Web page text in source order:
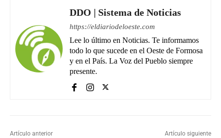
DDO | Sistema de Noticias
https://eldiariodeloeste.com
Lee lo último en Noticias. Te informamos
todo lo que sucede en el Oeste de Formosa
y en el País. La Voz del Pueblo siempre
presente.
Artículo anterior Artículo siguiente